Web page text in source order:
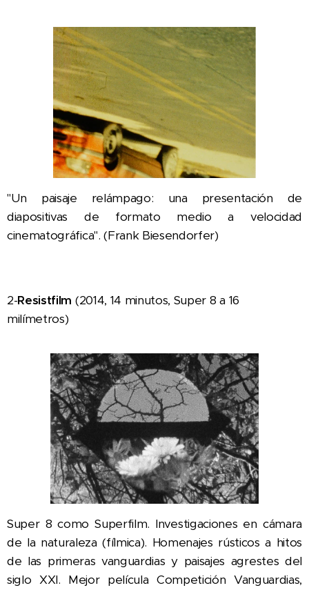
"Un paisaje relámpago: una presentación de
diapositivas de formato medio a velocidad
cinematográfica". (Frank Biesendorfer)
2-Resistfilm (2014, 14 minutos, Super 8 a 16
milímetros)
Super 8 como Superfilm. Investigaciones en cámara
de la naturaleza (fílmica). Homenajes rústicos a hitos
de las primeras vanguardias y paisajes agrestes del
siglo XXI. Mejor película Competición Vanguardias,